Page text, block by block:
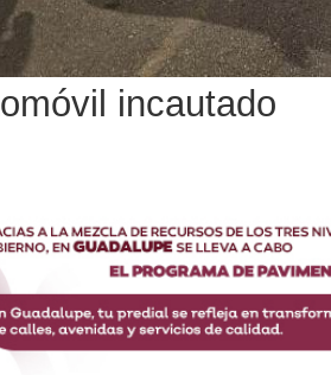
incautado